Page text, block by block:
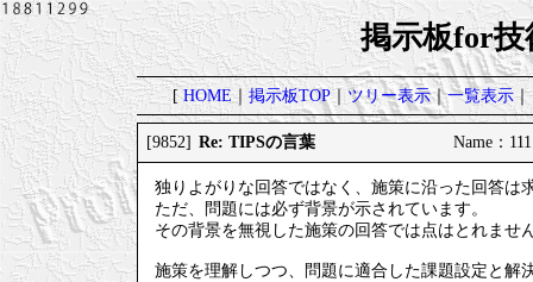
掲示板for技
[HOME｜掲示板TOP｜ツリー表示｜一覧表示｜
[9852] Re: TIPSの言葉 Name：
独りよがりな回答ではなく、施策に沿った回答は
ただ、問題には必ず背景が示されています。
その背景を無視した施策の回答では点はとれませ
施策を理解しつつ、問題に適合した課題設定と解